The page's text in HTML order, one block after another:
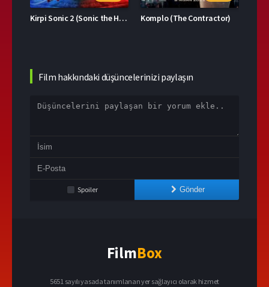
Kirpi Sonic 2 (Sonic the Hedgehog 2) Komplo (The Contractor)
Film hakkındaki düşüncelerinizi paylaşın
Spoiler Gönder
FilmBox
5651 sayılı yasada tanımlanan yer sağlayıcı olarak hizmet